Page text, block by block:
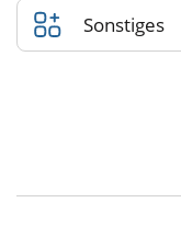
Sonstiges